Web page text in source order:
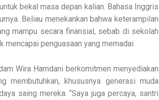
bekal masa depan kalian. Bahasa Inggris
Beliau menekankan bahwa keterampilan
mampu secara finansial, sebab di sekolah
mencapai penguasaan yang memadai.
Wira Hamdani berkomitmen menyediakan
membutuhkan, khususnya generasi muda
saing mereka. “Saya juga percaya, santri